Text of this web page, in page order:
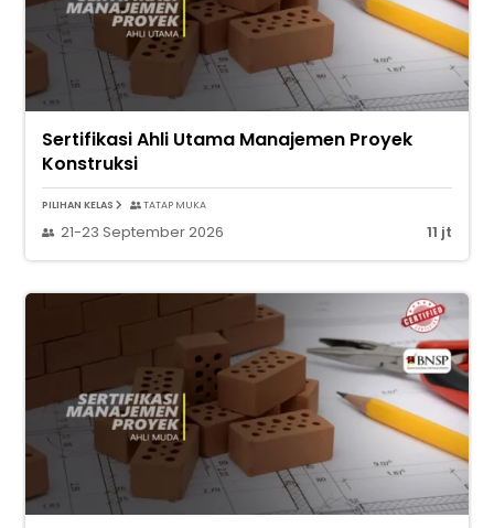
Sertifikasi Ahli Utama Manajemen Proyek
Konstruksi
PILIHAN KELAS TATAP MUKA
21-23 September 2026 11 jt